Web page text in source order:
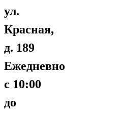
ул.
Красная,
д. 189
Ежедневно
с 10:00
до